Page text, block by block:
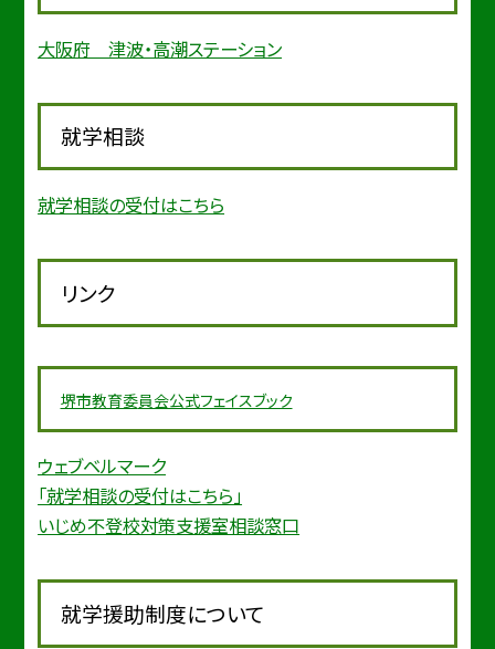
大阪府 津波・高潮ステーション
就学相談
就学相談の受付はこちら
リンク
堺市教育委員会公式フェイスブック
ウェブベルマーク
「就学相談の受付はこちら」
いじめ不登校対策支援室相談窓口
就学援助制度について